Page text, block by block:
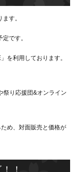
す。
です。
を利用しております。
祭り応援団&オンライン
め、対面販売と価格が
！